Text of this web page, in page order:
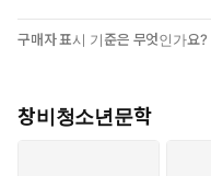
전작 『율의 시선』에서 마
적인 질문을 던진다. 무엇이
뇌하는 문장을 따라가다 보
구매자 표시 기준은 무엇인가요?
창비청소년문학